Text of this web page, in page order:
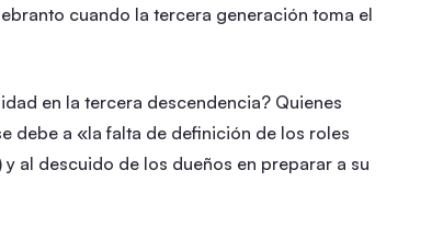
cuando la tercera generación toma el
en la tercera descendencia? Quienes
debe a «la falta de definición de los roles
al descuido de los dueños en preparar a su